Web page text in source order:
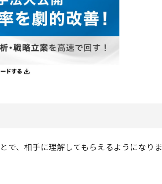
で、相手に理解してもらえるようになりま